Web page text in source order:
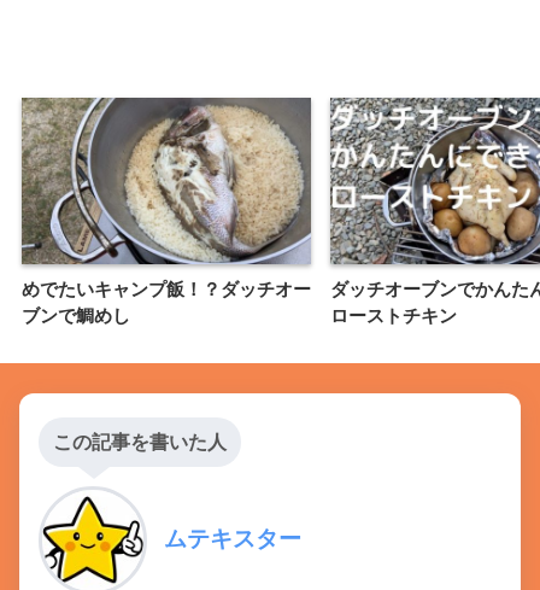
めでたいキャンプ飯！？ダッチオー
ブンで鯛めし
ダッチオーブンでかんた
ローストチキン
この記事を書いた人
ムテキスター